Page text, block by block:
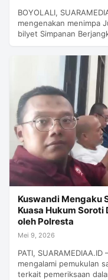
BOYOLALI,
mengenakan menimpa
bilyet Simpanan
Kuswandi Mengaku
Kuasa Hukum Soroti
oleh Polresta
Mei 9, 2026
PATI,
mengalami pemukulan
terkait pemeriksaan